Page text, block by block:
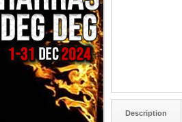
Description